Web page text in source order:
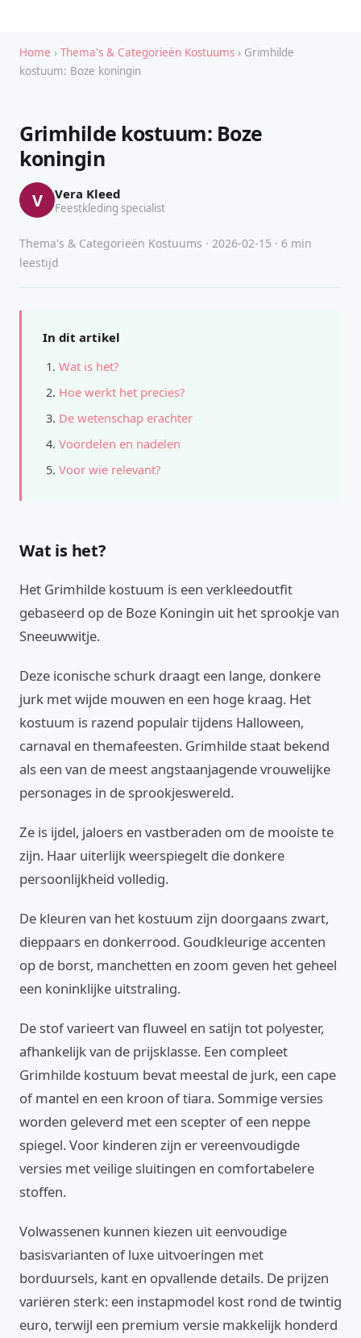
Home › Thema's & Categorieën Kostuums › Grimhilde
kostuum: Boze koningin
Grimhilde kostuum: Boze
koningin
V Vera Kleed
Feestkleding specialist
Thema's & Categorieën Kostuums · 2026-02-15 · 6 min
leestijd
In dit artikel
Wat is het?
Hoe werkt het precies?
De wetenschap erachter
Voordelen en nadelen
Voor wie relevant?
Wat is het?
Het Grimhilde kostuum is een verkleedoutfit
gebaseerd op de Boze Koningin uit het sprookje van
Sneeuwwitje.
Deze iconische schurk draagt een lange, donkere
jurk met wijde mouwen en een hoge kraag. Het
kostuum is razend populair tijdens Halloween,
carnaval en themafeesten. Grimhilde staat bekend
als een van de meest angstaanjagende vrouwelijke
personages in de sprookjeswereld.
Ze is ijdel, jaloers en vastberaden om de mooiste te
zijn. Haar uiterlijk weerspiegelt die donkere
persoonlijkheid volledig.
De kleuren van het kostuum zijn doorgaans zwart,
dieppaars en donkerrood. Goudkleurige accenten
op de borst, manchetten en zoom geven het geheel
een koninklijke uitstraling.
De stof varieert van fluweel en satijn tot polyester,
afhankelijk van de prijsklasse. Een compleet
Grimhilde kostuum bevat meestal de jurk, een cape
of mantel en een kroon of tiara. Sommige versies
worden geleverd met een scepter of een neppe
spiegel. Voor kinderen zijn er vereenvoudigde
versies met veilige sluitingen en comfortabelere
stoffen.
Volwassenen kunnen kiezen uit eenvoudige
basisvarianten of luxe uitvoeringen met
borduursels, kant en opvallende details. De prijzen
variëren sterk: een instapmodel kost rond de twintig
euro, terwijl een premium versie makkelijk honderd